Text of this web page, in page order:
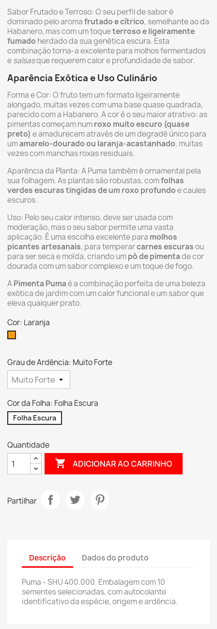
Sabor Frutado e Terroso: O seu perfil de sabor é
dominado pelo aromafrutado e cítrico, semelhante ao da
Habanero, mas com um toqueterroso e ligeiramente
fumado herdado da sua genética escura. Esta
combinação torna-a excelente para molhos fermentados
esalsasque requerem calor e profundidade de sabor.
Aparência Exótica e Uso Culinário
Forma e Cor: O fruto tem um formato ligeiramente
alongado, muitas vezes com uma base quase quadrada,
parecido com a Habanero. A cor é o seu maior atrativo: as
pimentas começam numroxo muito escuro (quase
preto) e amadurecem através de um degradê único para
umamarelo-dourado ou laranja-acastanhado, muitas
vezes com manchas roxas residuais.
Aparência da Planta: A Puma também é ornamental pela
sua folhagem. As plantas são robustas, comfolhas
verdes escuras tingidas de um roxo profundoe caules
escuros.
Uso: Pelo seu calor intenso, deve ser usada com
moderação, mas o seu sabor permite uma vasta
aplicação. É uma escolha excelente para molhos
picantes artesanais, para temperarcarnes escurasou
para ser seca e moída, criando umpó de pimentade cor
dourada com um sabor complexo e um toque de fogo.
APimenta Pumaé a combinação perfeita de uma beleza
exótica de jardim com um calor funcional e um sabor que
eleva qualquer prato.
Cor: Laranja
Grau de Ardência: Muito Forte
Cor da Folha: Folha Escura
Folha Escura
Quantidade
 ADICIONAR AO CARRINHO
Partilhar
Descrição Dados do produto
Puma - SHU 400.000. Embalagem com 10
sementes selecionadas, com autocolante
identificativo da espécie, origem e ardência.